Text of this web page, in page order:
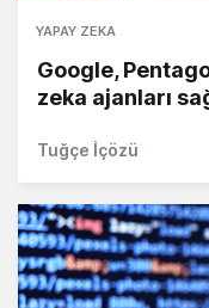
YAPAY ZEKA
Google,
zeka ajanları
Tuğçe İçözü